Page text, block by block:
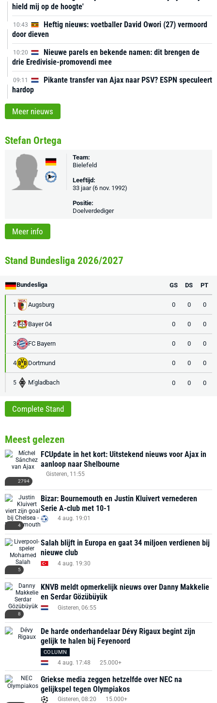
hield mij op de hoogte'
10:43
Heftig nieuws: voetballer David Owori (27) vermoord
door dieven
10:20
Nieuwe parels en bekende namen: dit brengen de
drie Eredivisie-promovendi mee
09:11
Pikante transfer van Ajax naar PSV? ESPN speculeert
hardop
Meer nieuws
Stefan Ortega
Team:
Bielefeld
Leeftijd:
33 jaar (6 nov. 1992)
Positie:
Doelverdediger
Meer info
Stand Bundesliga 2026/2027
Bundesliga GS DS PT
1 Augsburg 0 0 0
2 Bayer 04 0 0 0
3 FC Bayern 0 0 0
4 Dortmund 0 0 0
5 M'gladbach 0 0 0
Complete Stand
Meest gelezen
2794
FCUpdate in het kort: Uitstekend nieuws voor Ajax in
aanloop naar Shelbourne
Gisteren, 11:55
4
Bizar: Bournemouth en Justin Kluivert vernederen
Serie A-club met 10-1
4 aug. 19:01
5
Salah blijft in Europa en gaat 34 miljoen verdienen bij
nieuwe club
4 aug. 19:30
8
KNVB meldt opmerkelijk nieuws over Danny Makkelie
en Serdar Gözübüyük
Gisteren, 06:55
De harde onderhandelaar Dévy Rigaux begint zijn
gelijk te halen bij Feyenoord
COLUMN
4 aug. 17:48 25.000+
Griekse media zeggen hetzelfde over NEC na
gelijkspel tegen Olympiakos
Gisteren, 08:20 15.000+